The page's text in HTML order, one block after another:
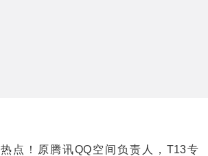
热点！原腾讯QQ空间负责人，T13专